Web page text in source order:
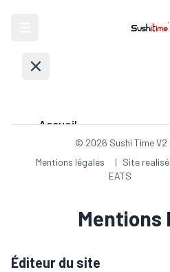
Accueil
© 2026 Sushi Time V2
Mentions légales
| Site
EATS
Mentions
Éditeur du site